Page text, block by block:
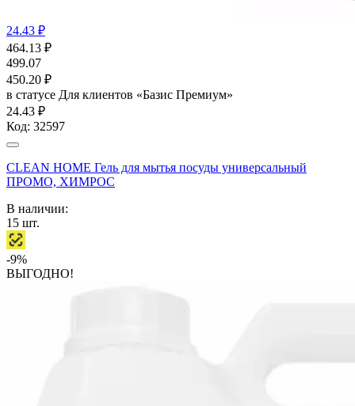
24.43 ₽
464.13 ₽
499.07
450.20 ₽
в статусе Для клиентов «Базис Премиум»
24.43 ₽
Код: 32597
CLEAN HOME Гель для мытья посуды универсальный
ПРОМО, ХИМРОС
В наличии:
15 шт.
-9%
ВЫГОДНО!